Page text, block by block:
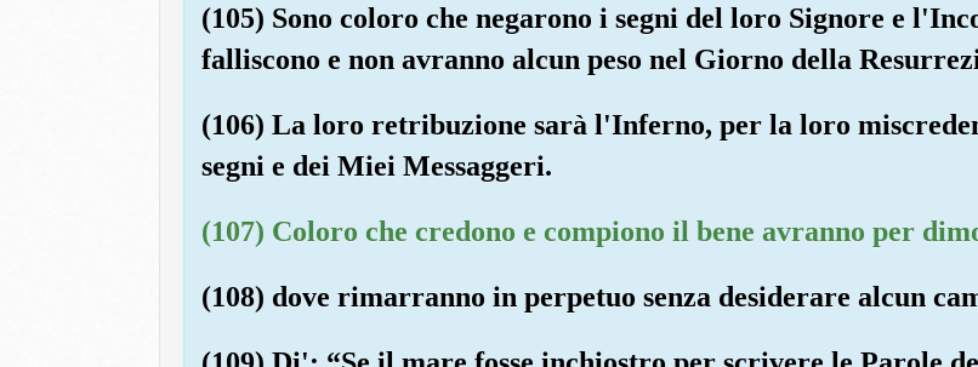
(105) Sono coloro che negarono i segni del loro Signore e
falliscono e non avranno alcun peso nel Giorno della
(106) La loro retribuzione sarà l'Inferno, per la loro
segni e dei Miei Messaggeri.
(107) Coloro che credono e compiono il bene avranno per
(108) dove rimarranno in perpetuo senza desiderare alcun